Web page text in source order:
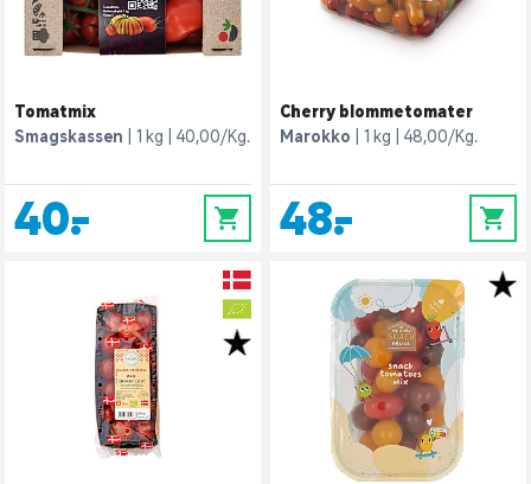
Tomatmix
Smagskassen
1 kg 40,00/Kg.
40,- 0
Cherry blommetomater
Marokko
1 kg 48,00/Kg.
48,- 0